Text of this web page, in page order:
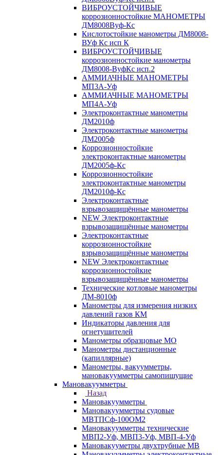
ВИБРОУСТОЙЧИВЫЕ
коррозионностойкие МАНОМЕТРЫ
ДМ8008Вуф-Кс
Кислотостойкие манометры ДМ8008-
ВУф Кс исп К
ВИБРОУСТОЙЧИВЫЕ
коррозионностойкие манометры
ДМ8008-ВуфКс исп.2
АММИАЧНЫЕ МАНОМЕТРЫ
МП3А-Уф
АММИАЧНЫЕ МАНОМЕТРЫ
МП4А-Уф
Электроконтактные манометры
ДМ2010ф
Электроконтактные манометры
ДМ2005ф
Коррозионностойкие
электроконтактные манометры
ДМ2005ф-Кс
Коррозионностойкие
электроконтактные манометры
ДМ2010ф-Кс
Электроконтактные
взрывозащищённые манометры
NEW Электроконтактные
взрывозащищённые манометры
Электроконтактные
коррозионностойкие
взрывозащищённые манометры
NEW Электроконтактные
коррозионностойкие
взрывозащищённые манометры
Технические котловые манометры
ДМ-8010ф
Манометры для измерения низких
давлений газов КМ
Индикаторы давления для
огнетушителей
Манометры образцовые МО
Манометры дистанционные
(капиллярные)
Манометры, вакуумметры,
мановакуумметры самопишущие
Мановакуумметры
Назад
Мановакуумметры
Мановакуумметры судовые
МВТПСф-100ОМ2
Мановакуумметры технические
МВП2-Уф, МВП3-Уф, МВП-4-Уф
Мановакууметры двухтрубные МВ